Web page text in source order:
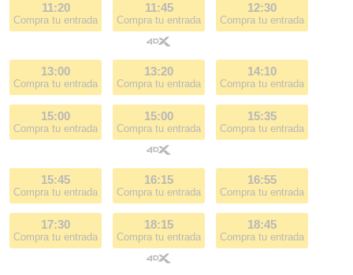
11:20
Compra tu entrada
11:45
Compra tu entrada
12:30
Compra tu entrada
13:00
Compra tu entrada
13:20
Compra tu entrada
14:10
Compra tu entrada
15:00
Compra tu entrada
15:00
Compra tu entrada
15:35
Compra tu entrada
15:45
Compra tu entrada
16:15
Compra tu entrada
16:55
Compra tu entrada
17:30
Compra tu entrada
18:15
Compra tu entrada
18:45
Compra tu entrada